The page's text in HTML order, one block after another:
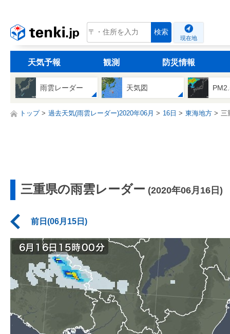
tenki.jp 検索
現在地
天気予報 観測 防災情報
雨雲レーダー 天気図
トップ 過去天気(雨雲レーダー)2020年06月 16日 東海地方 三
三重県の雨雲レーダー (2020年06月16日)
前日(06月15日)